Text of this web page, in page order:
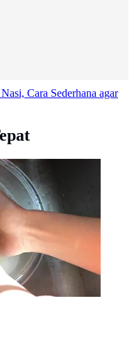
Cara Sederhana agar
beras sudah
kemasan.(Foto: